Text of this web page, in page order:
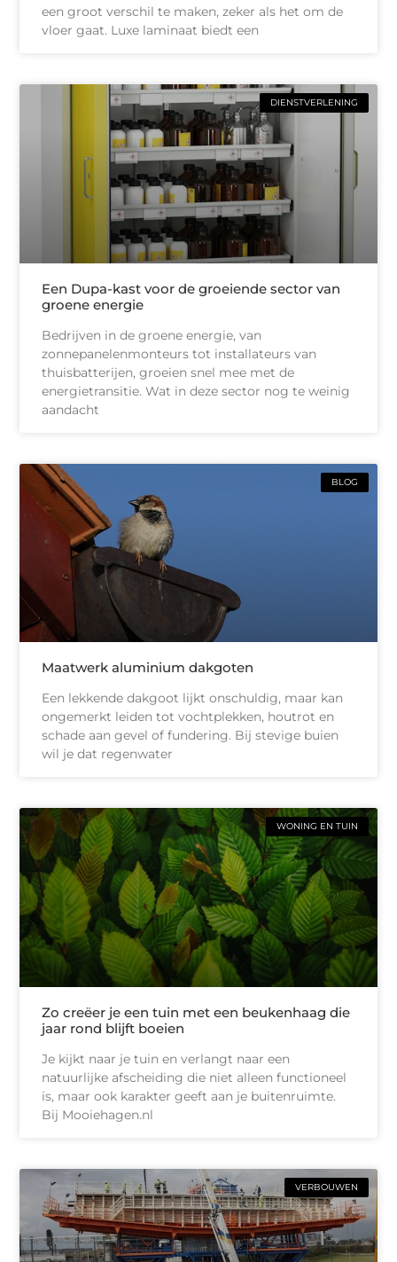
een groot verschil te maken, zeker als het om de
vloer gaat. Luxe laminaat biedt een
DIENSTVERLENING
Een Dupa-kast voor de groeiende sector van
groene energie
Bedrijven in de groene energie, van
zonnepanelenmonteurs tot installateurs van
thuisbatterijen, groeien snel mee met de
energietransitie. Wat in deze sector nog te weinig
aandacht
BLOG
Maatwerk aluminium dakgoten
Een lekkende dakgoot lijkt onschuldig, maar kan
ongemerkt leiden tot vochtplekken, houtrot en
schade aan gevel of fundering. Bij stevige buien
wil je dat regenwater
WONING EN TUIN
Zo creëer je een tuin met een beukenhaag die
jaar rond blijft boeien
Je kijkt naar je tuin en verlangt naar een
natuurlijke afscheiding die niet alleen functioneel
is, maar ook karakter geeft aan je buitenruimte.
Bij Mooiehagen.nl
VERBOUWEN